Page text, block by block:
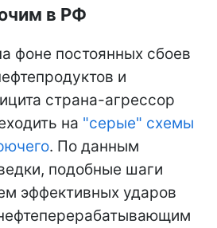
в РФ
фоне постоянных сбоев
и
страна-агрессор
на "серые" схемы
. По данным
подобные шаги
эффективных ударов